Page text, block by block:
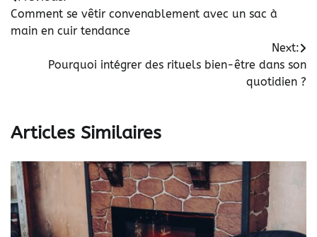
de
Comment se vêtir convenablement avec un sac à
main en cuir tendance
Next:
Pourquoi intégrer des rituels bien-être dans son
quotidien ?
Articles Similaires